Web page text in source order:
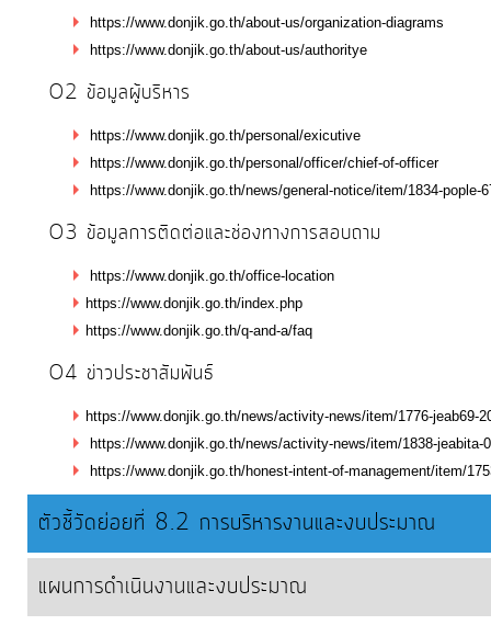
ให้
แผนการ
จ่าย
ประมาณ
ประจำ
บริหาร
และ
พัฒนา
ทรัพยากร
บุคคล
https://www.donjik.go.th/about-us/organization-diagrams
https://www.donjik.go.th/about-us/authoritye
O2 ข้อมูลผู้บริหาร
https://www.donjik.go.th/personal/exicutive
https://www.donjik.go.th/personal/officer/chief-of-officer
https://www.donjik.go.th/news/general-notice/item/1834-pople-
O3 ข้อมูลการติดต่อและช่องทางการสอบถาม
https://www.donjik.go.th/office-location
https://www.donjik.go.th/index.php
https://www.donjik.go.th/q-and-a/faq
O4 ข่าวประชาสัมพันธ์
https://www.donjik.go.th/news/activity-news/item/1776-jeab69-
https://www.donjik.go.th/news/activity-news/item/1838-jeabita-
https://www.donjik.go.th/honest-intent-of-management/item/
ตัวชี้วัดย่อยที่ 8.2 การบริหารงานและงบประมาณ
แผนการดำเนินงานและงบประมาณ